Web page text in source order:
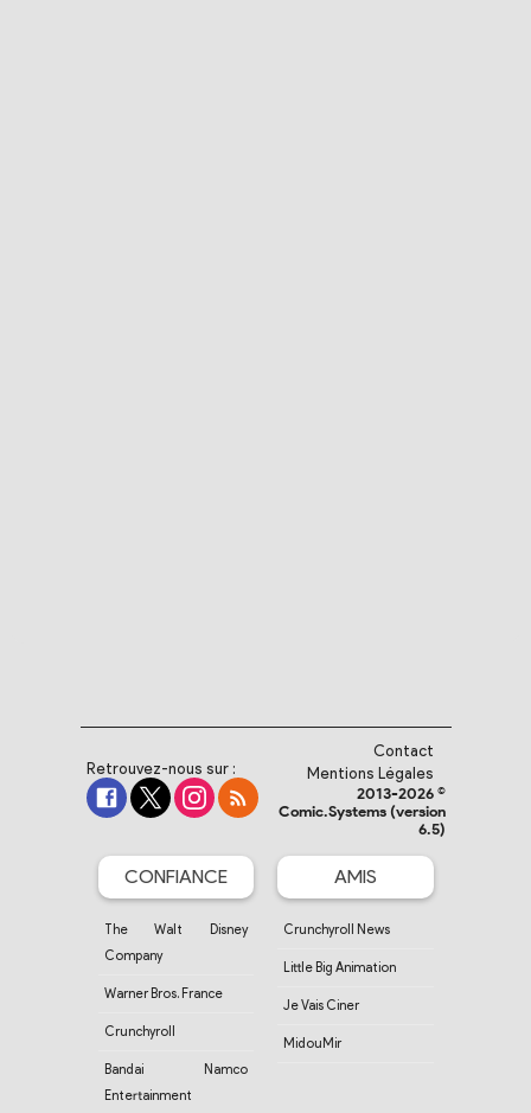
Retrouvez-nous sur :
Contact
Mentions Légales
2013-2026 ©
Comic.Systems (version
6.5)
CONFIANCE
The Walt Disney
Company
Warner Bros. France
Crunchyroll
Bandai Namco
Entertainment
AMIS
Crunchyroll News
Little Big Animation
Je Vais Ciner
MidouMir